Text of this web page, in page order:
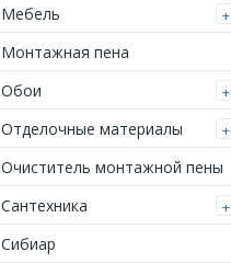
Мебель +
Монтажная пена
Обои
+
Отделочные материалы +
Очиститель монтажной пены
Сантехника
+
Сибиар